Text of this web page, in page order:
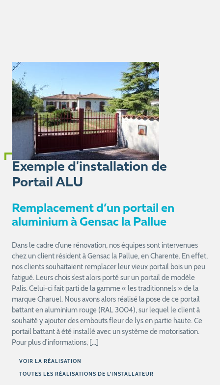
Exemple d'installation de
Portail ALU
Remplacement d’un portail en
aluminium à Gensac la Pallue
Dans le cadre d’une rénovation, nos équipes sont intervenues
chez un client résident à Gensac la Pallue, en Charente. En effet,
nos clients souhaitaient remplacer leur vieux portail bois un peu
fatigué. Leurs chois s’est alors porté sur un portail de modèle
Palis. Celui-ci fait parti de la gamme « les traditionnels » de la
marque Charuel. Nous avons alors réalisé la pose de ce portail
battant en aluminium rouge (RAL 3004), sur lequel le client à
souhaité y ajouter des embouts fleur de lys en partie haute. Ce
portail battant à été installé avec un système de motorisation.
Pour plus d’informations, […]
VOIR LA RÉALISATION
TOUTES LES RÉALISATIONS DE L’INSTALLATEUR